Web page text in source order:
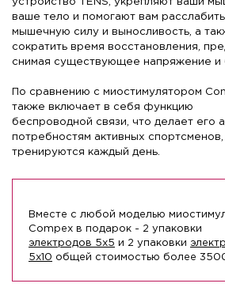
ваше тело и помогают вам
мышечную силу и выносливость, а
сократить время восстановления,
снимая существующее напряжение и
По сравнению с миостимулятором
также включает в себя функцию
беспроводной связи, что делает его
потребностям активных
тренируются каждый день.
Вместе с любой моделью
Compex в подарок - 2 упаковки
электродов 5х5 и 2 упаковки
5х10 общей стоимостью более